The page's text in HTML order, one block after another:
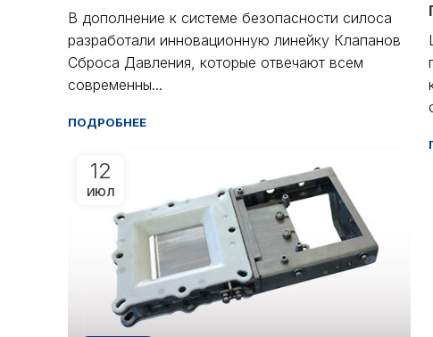
В дополнение к системе безопасности силоса
разработали инновационную линейку Клапанов
Сброса Давления, которые отвечают всем
современны...
ПОДРОБНЕЕ
12
ИЮЛ